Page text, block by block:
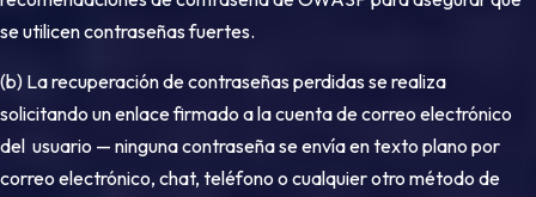
se utilicen contraseñas fuertes.
(b) La recuperación de contraseñas perdidas se realiza
solicitando un enlace firmado a la cuenta de correo electrónico
del usuario — ninguna contraseña se envía en texto plano por
correo electrónico, chat, teléfono o cualquier otro método de